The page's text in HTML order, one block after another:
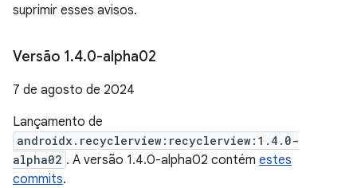
suprimir esses avisos.
Versão 1.4.0-alpha02
7 de agosto de 2024
Lançamento de
androidx.recyclerview:recyclerview:1.4.0-
alpha02 . A versão 1.4.0-alpha02 contém estes
commits.